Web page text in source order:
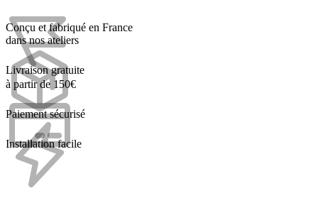
Conçu et fabriqué en France
dans nos ateliers
Livraison gratuite
à partir de 150€
Paiement sécurisé
Installation facile